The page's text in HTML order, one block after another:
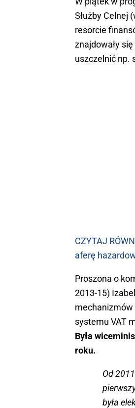
Służby Celnej
resorcie
znajdowały
uszczelnić np.
CZYTAJ
aferę
Proszona o
2013-15)
mechanizmów
systemu VAT
Była
roku.
Od
była